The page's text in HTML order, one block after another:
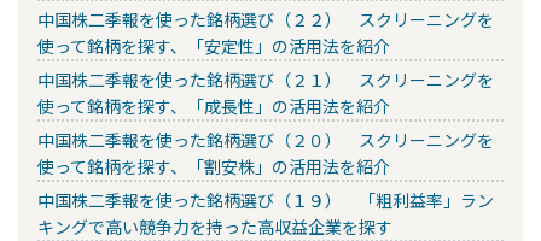
中国株二季報を使った銘柄選び（２２） スクリーニングを
使って銘柄を探す、「安定性」の活用法を紹介
中国株二季報を使った銘柄選び（２１） スクリーニングを
使って銘柄を探す、「成長性」の活用法を紹介
中国株二季報を使った銘柄選び（２０） スクリーニングを
使って銘柄を探す、「割安株」の活用法を紹介
中国株二季報を使った銘柄選び（１９） 「粗利益率」ラン
キングで高い競争力を持った高収益企業を探す